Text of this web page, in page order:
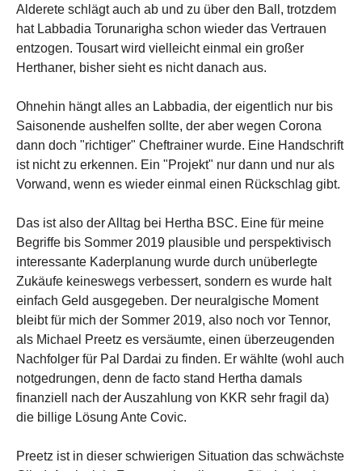
Alderete schlägt auch ab und zu über den Ball, trotzdem
hat Labbadia Torunarigha schon wieder das Vertrauen
entzogen. Tousart wird vielleicht einmal ein großer
Herthaner, bisher sieht es nicht danach aus.
Ohnehin hängt alles an Labbadia, der eigentlich nur bis
Saisonende aushelfen sollte, der aber wegen Corona
dann doch "richtiger" Cheftrainer wurde. Eine Handschrift
ist nicht zu erkennen. Ein "Projekt" nur dann und nur als
Vorwand, wenn es wieder einmal einen Rückschlag gibt.
Das ist also der Alltag bei Hertha BSC. Eine für meine
Begriffe bis Sommer 2019 plausible und perspektivisch
interessante Kaderplanung wurde durch unüberlegte
Zukäufe keineswegs verbessert, sondern es wurde halt
einfach Geld ausgegeben. Der neuralgische Moment
bleibt für mich der Sommer 2019, also noch vor Tennor,
als Michael Preetz es versäumte, einen überzeugenden
Nachfolger für Pal Dardai zu finden. Er wählte (wohl auch
notgedrungen, denn de facto stand Hertha damals
finanziell nach der Auszahlung von KKR sehr fragil da)
die billige Lösung Ante Covic.
Preetz ist in dieser schwierigen Situation das schwächste